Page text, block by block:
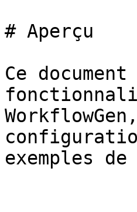
# Aperçu
Ce